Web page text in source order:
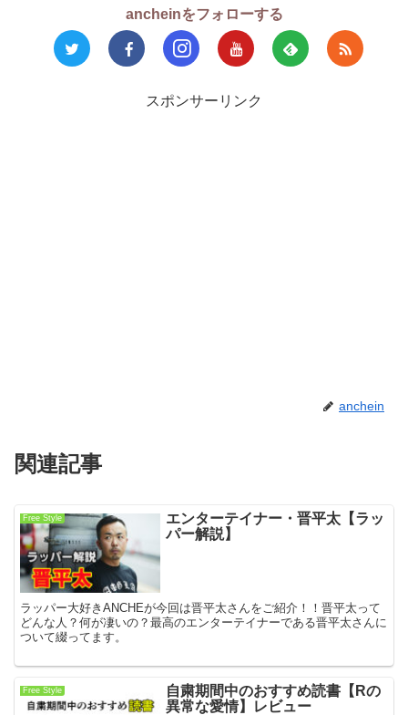
ancheinをフォローする
スポンサーリンク
anchein
関連記事
Free Style
エンターテイナー・晋平太【ラッ
パー解説】
ラッパー大好きANCHEが今回は晋平太さんをご紹介！！晋平太って
どんな人？何が凄いの？最高のエンターテイナーである晋平太さんに
ついて綴ってます。
Free Style
自粛期間中のおすすめ読書【Rの
異常な愛情】レビュー